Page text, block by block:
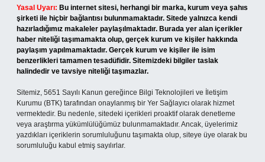
Yasal Uyarı: Bu internet sitesi, herhangi bir marka, kurum veya şahıs
şirketi ile hiçbir bağlantısı bulunmamaktadır. Sitede yalnızca kendi
hazırladığımız makaleler paylaşılmaktadır. Burada yer alan içerikler
haber niteliği taşımamakta olup, gerçek kurum ve kişiler hakkında
paylaşım yapılmamaktadır. Gerçek kurum ve kişiler ile isim
benzerlikleri tamamen tesadüfidir. Sitemizdeki bilgiler taslak
halindedir ve tavsiye niteliği taşımazlar.
Sitemiz, 5651 Sayılı Kanun gereğince Bilgi Teknolojileri ve İletişim
Kurumu (BTK) tarafından onaylanmış bir Yer Sağlayıcı olarak hizmet
vermektedir. Bu nedenle, sitedeki içerikleri proaktif olarak denetleme
veya araştırma yükümlülüğümüz bulunmamaktadır. Ancak, üyelerimiz
yazdıkları içeriklerin sorumluluğunu taşımakta olup, siteye üye olarak bu
sorumluluğu kabul etmiş sayılırlar.